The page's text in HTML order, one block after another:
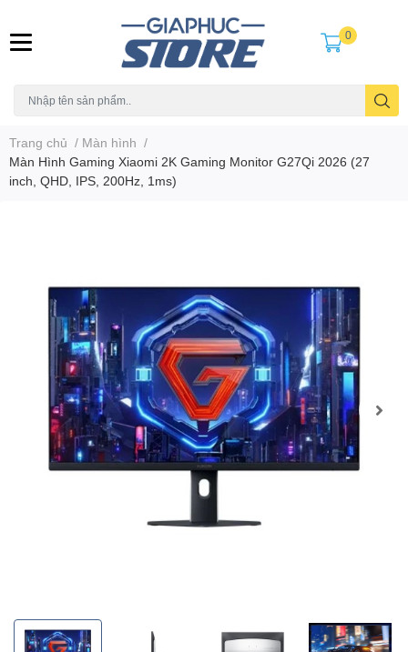
0
Trang chủ / Màn hình /
Màn Hình Gaming Xiaomi 2K Gaming Monitor G27Qi 2026 (27
inch, QHD, IPS, 200Hz, 1ms)